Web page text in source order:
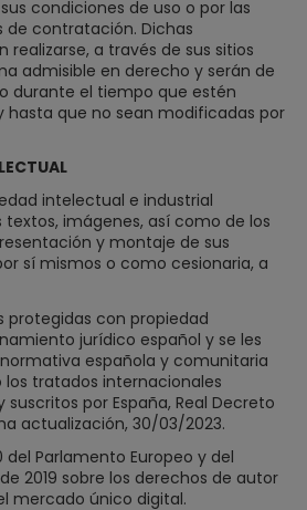
condiciones de uso o por las
de contratación. Dichas
a través de sus sitios
admisible en derecho y serán de
durante el tiempo que estén
hasta que no sean modificadas por
intelectual e industrial
textos, imágenes, así como de los
y montaje de sus
sí mismos o como cesionaria, a
protegidas con propiedad
jurídico español y se les
española y comunitaria
tratados internacionales
por España, Real Decreto
actualización, 30/03/2023.
Parlamento Europeo y del
2019 sobre los derechos de autor
mercado único digital.